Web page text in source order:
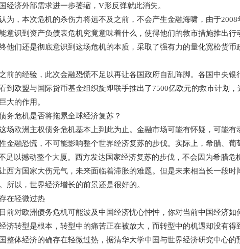
经济外部需求进一步萎缩，V形反弹就此消失。
，本次危机的杀伤力将远不及之前，不会产生金融海啸，由于2008
意识到资产负债表危机究竟意味着什么，使得他们的救市措施推出
他们还是彻底意识到这场危机的本质，采取了强有力的量化宽松货币
的经验，此次金融恐慌不足以再让各国政府自乱阵脚。各国中央银
到欧盟与国际货币基金组织旋即联手推出了7500亿欧元的救市计划
大的作用。
危机是否将拖累全球经济复苏？
欧洲主权债务危机基本上到此为止。金融市场可能有怀疑，可能有
金融恐慌，不可能影响整个世界经济复苏的步伐。实际上，希腊、葡
足以撼动整个大厦。西方发达国家经济复苏的步伐，不会因为希腊危
方国家大伤元气，未来面临着滞胀的难题。但是未来相当长一段时
所以，世界经济增长的前景还是很好的。
轻微过热
对欧洲债务危机可能波及中国经济忧心忡忡，你对当前中国经济如
转型是根本，转型中的痛苦正在被放大，而转型中的机遇却没有得
整体经济的确存在轻微过热，据清华大学中国与世界经济研究中心的